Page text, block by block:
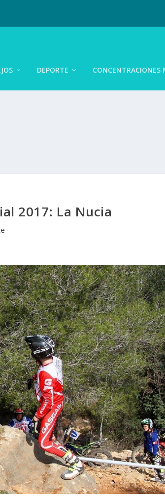
DEPORTE CONCENTRACIONES
2017: La Nucia